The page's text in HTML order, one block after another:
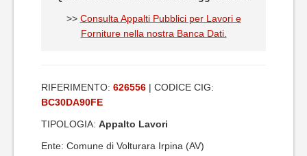
>> Consulta Appalti Pubblici per Lavori e
Forniture nella nostra Banca Dati.
RIFERIMENTO: 626556 | CODICE CIG:
BC30DA90FE
TIPOLOGIA: Appalto Lavori
Ente: Comune di Volturara Irpina (AV)